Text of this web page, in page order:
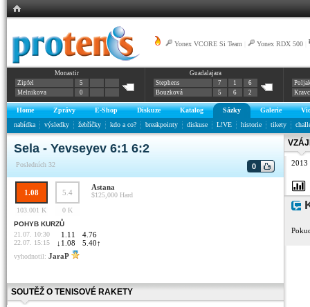
Yonex VCORE Si Team Yonex RDX 500
Monastir
Zipfel
5
Melnikova
0
Guadalajara
Stephens
7 1
6
Bouzková
5 6 2
Home Zprávy E-Shop Diskuze Katalog Sázky Galerie
nabídka
výsledky žebříčky kdo a co? breakpointy diskuse L!VE historie tikety
Sela - Yevseyev 6:1 6:2
Posledních 32 0
1.08 5.4
Astana
$125,000 Hard
103.001 K
0 K
POHYB KURZŮ
21.07. 10:30
1.11 4.76
22.07. 15:15 ↓ 1.08 5.40↑
vyhodnotil: JaraP
SOUTĚŽ O TENISOVÉ RAKETY
2013